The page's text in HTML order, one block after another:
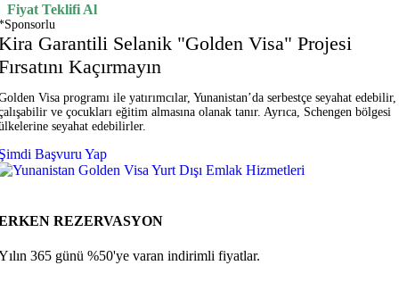
Fiyat Teklifi Al
Garantili Selanik "Golden Visa" Projesi
Kaçırmayın
Visa programı ile yatırımcılar, Yunanistan’da serbestçe seyahat edebilir,
ve çocukları eğitim almasına olanak tanır. Ayrıca, Schengen bölgesi
seyahat edebilirler.
Başvuru Yap
REZERVASYON
365 günü %50'ye varan indirimli fiyatlar.